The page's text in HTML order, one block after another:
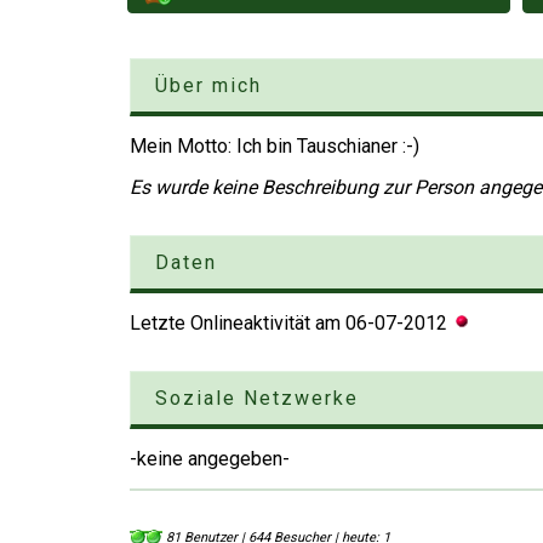
Über mich
Mein Motto: Ich bin Tauschianer :-)
Es wurde keine Beschreibung zur Person
Daten
Letzte Onlineaktivität am 06-07-2012
Soziale Netzwerke
-keine angegeben-
81 Benutzer | 644 Besucher | heute: 1